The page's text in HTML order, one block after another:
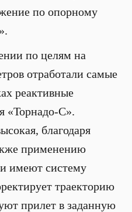
по опорному
по целям на
отработали самые
реактивные
«Торнадо-С».
благодаря
применению
имеют систему
траекторию
прилет в заданную